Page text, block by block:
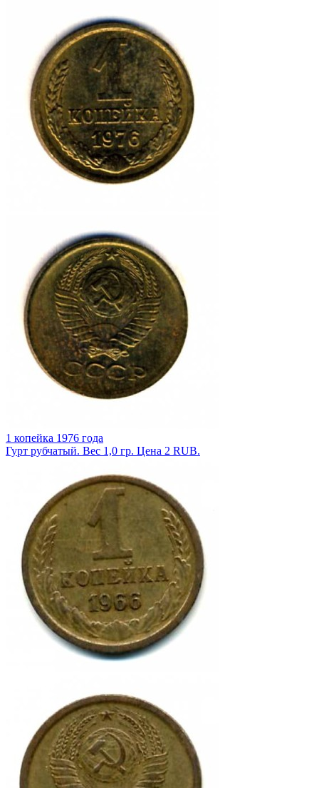
1 копейка 1976 года
Гурт рубчатый. Вес 1,0 гр. Цена 2 RUB.